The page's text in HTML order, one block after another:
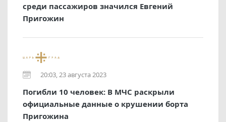
среди пассажиров значился Евгений
Пригожин
20:03, 23 августа 2023
Погибли 10 человек: В МЧС раскрыли
официальные данные о крушении борта
Пригожина